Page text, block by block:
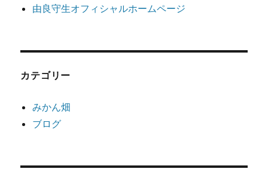
由良守生オフィシャルホームページ
カテゴリー
みかん畑
ブログ